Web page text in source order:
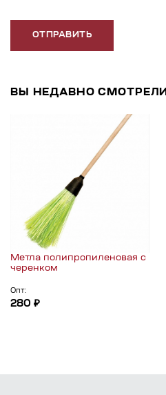
ОТПРАВИТЬ
ВЫ НЕДАВНО СМОТРЕЛИ
Метла полипропиленовая с
черенком
Опт:
280 ₽